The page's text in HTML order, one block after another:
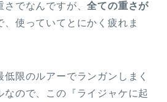
さでなんですが、全ての重さが
、使っていてとにかく疲れま
限のルアーでランガンしまく
なので、この『ライジャケに起